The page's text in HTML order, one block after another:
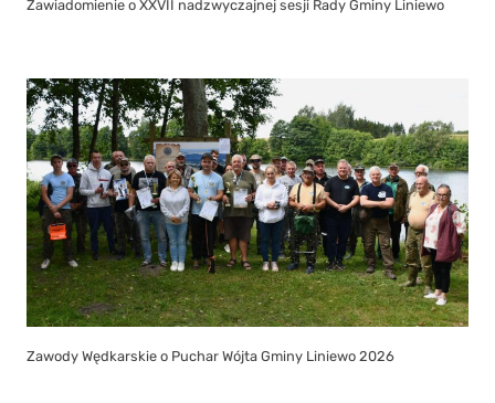
Zawiadomienie o XXVII nadzwyczajnej sesji Rady Gminy Liniewo
Zawody Wędkarskie o Puchar Wójta Gminy Liniewo 2026